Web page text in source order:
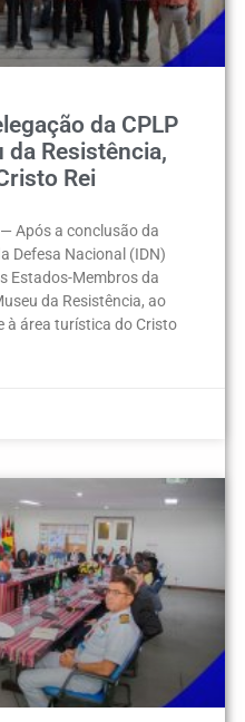
da CPLP
da Resistência,
Rei
Após a conclusão da
Defesa Nacional (IDN)
Estados-Membros da
da Resistência, ao
à área turística do Cristo